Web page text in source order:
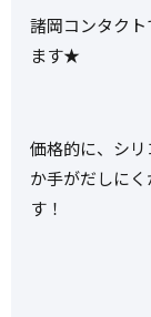
諸岡コンタク
ます★
価格的に、シ
か手がだしに
す！